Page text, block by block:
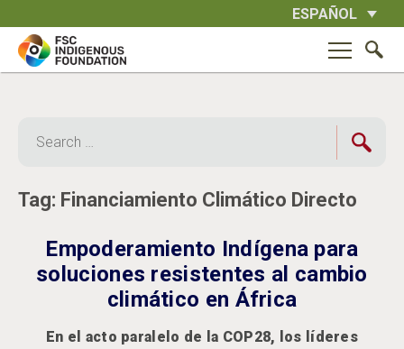
to
content
ESPAÑOL
for:
Tag: Financiamiento Climático Directo
Empoderamiento Indígena para
soluciones resistentes al cambio
climático en África
En el acto paralelo de la COP28, los líderes